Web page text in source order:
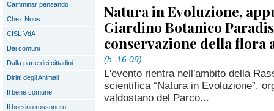
Camminar pensando
Chez Nous
CISL VdA
Dai comuni
Dalla parte dei cittadini
Diritti degli Animali
Il bene comune
Il borsino rossonero
Natura in Evoluzione,
Giardino Botanico
conservazione della flora
(h. 16:09)
L'evento rientra nell'ambito della
scientifica “Natura in Evoluzione”,
valdostano del Parco...